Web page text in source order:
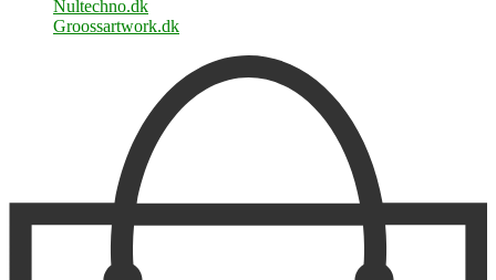
Nultechno.dk
Groossartwork.dk